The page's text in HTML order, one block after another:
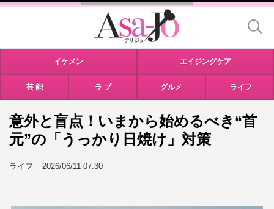
イケメン エイジングケア
芸 能 ラ ブ グルメ ライフ
意外と盲点！いまから始めるべき“首
元”の「うっかり日焼け」対策
ライフ 2026/06/11 07:30